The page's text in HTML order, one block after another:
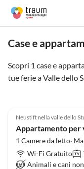
Case e
Scopri 1 case e
tue ferie aValle dello
Neustift nella valle dello
Appartamento per
1 Camere da letto·
Wi-Fi Gratuito
Animali e cani